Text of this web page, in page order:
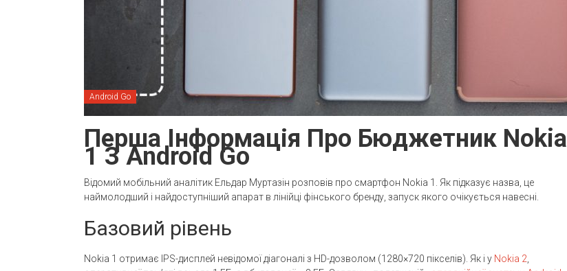
Android Go
Перша Інформація Про Бюджетник Nokia
1 З Android Go
Відомий мобільний аналітик Ельдар Муртазін розповів про смартфон Nokia 1. Як підказує назва, це
наймолодший і найдоступніший апарат в лінійці фінського бренду, запуск якого очікується навесні.
Базовий рівень
Nokia 1 отримає IPS-дисплей невідомої діагоналі з HD-дозволом (1280×720 пікселів). Як і у Nokia 2